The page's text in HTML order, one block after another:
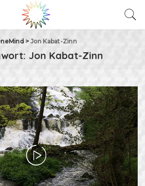
> Jon Kabat-Zinn
Jon Kabat-Zinn